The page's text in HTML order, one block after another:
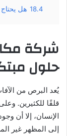
18.4 هل يحتاج
شركة
حلول
يُعد البرص من
قلقًا للكثيرين.
الإنسان، إلا أن
إلى المظهر غير